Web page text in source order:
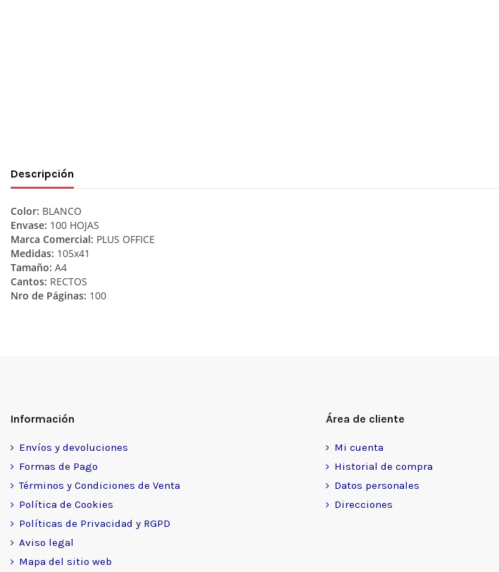
Descripción
Color: BLANCO
Envase: 100 HOJAS
Marca Comercial: PLUS OFFICE
Medidas: 105x41
Tamaño: A4
Cantos: RECTOS
Nro de Páginas: 100
Información
Envíos y devoluciones
Formas de Pago
Términos y Condiciones de Venta
Política de Cookies
Políticas de Privacidad y RGPD
Aviso legal
Mapa del sitio web
Área de cliente
Mi cuenta
Historial de compra
Datos personales
Direcciones